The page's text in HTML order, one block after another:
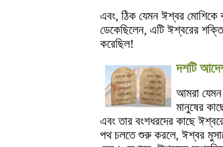
এবং, ঠিক যেমন ঈশ্বর মোশিকে
ডেকেছিলেন, এটি ঈশ্বরের
করেছিল!
দশটি
আমরা যেমন
মানুষের
এবং তার বংশধরদের কাছে
পথ চলতে শুরু করলে, ঈশ্বর